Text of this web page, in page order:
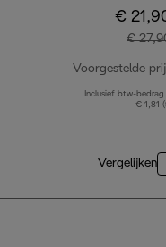
€
€
Voorgestelde
Inclusief btw-bedrag
€ 1,81
Vergelijken